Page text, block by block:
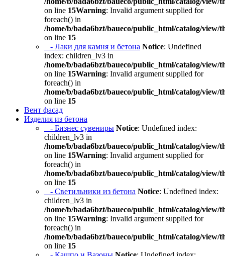
on line 15Warning: Invalid argument supplied for
foreach() in
/home/b/bada6bzt/baueco/public_html/catalog/view/
on line 15
- Лаки для камня и бетона Notice: Undefined
index: children_lv3 in
/home/b/bada6bzt/baueco/public_html/catalog/view/
on line 15Warning: Invalid argument supplied for
foreach() in
/home/b/bada6bzt/baueco/public_html/catalog/view/
on line 15
Вент фасад
Изделия из бетона
- Бизнес сувениры Notice: Undefined index:
children_lv3 in
/home/b/bada6bzt/baueco/public_html/catalog/view/
on line 15Warning: Invalid argument supplied for
foreach() in
/home/b/bada6bzt/baueco/public_html/catalog/view/
on line 15
- Светильники из бетона Notice: Undefined index:
children_lv3 in
/home/b/bada6bzt/baueco/public_html/catalog/view/
on line 15Warning: Invalid argument supplied for
foreach() in
/home/b/bada6bzt/baueco/public_html/catalog/view/
on line 15